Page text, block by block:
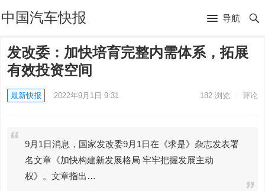
中国汽车快报 导航
发改委：加快培育完整内需体系，拓展
有效投资空间
最新快报 2022年9月1日 9:31 182浏览 评论
9月1日消息，国家发改委9月1日在《求是》杂志发表署
名文章《加快构建新发展格局 牢牢把握发展主动
权》。文章指出…